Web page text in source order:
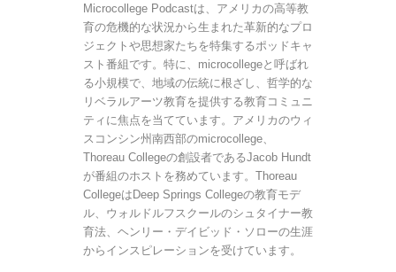
Microcollege Podcastは、アメリカの高等教
育の危機的な状況から生まれた革新的なプロ
ジェクトや思想家たちを特集するポッドキャ
スト番組です。特に、microcollegeと呼ばれ
る小規模で、地域の伝統に根ざし、哲学的な
リベラルアーツ教育を提供する教育コミュニ
ティに焦点を当てています。アメリカのウィ
スコンシン州南西部のmicrocollege、
Thoreau Collegeの創設者であるJacob Hundt
が番組のホストを務めています。Thoreau
CollegeはDeep Springs Collegeの教育モデ
ル、ウォルドルフスクールのシュタイナー教
育法、ヘンリー・デイビッド・ソローの生涯
からインスピレーションを受けています。